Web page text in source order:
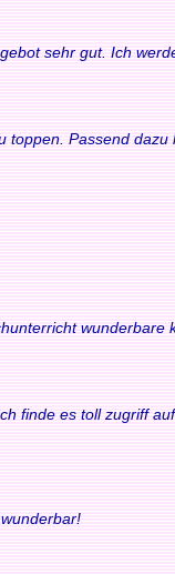
sehr gut. Ich
toppen. Passend
wunderbare
finde es toll zugriff